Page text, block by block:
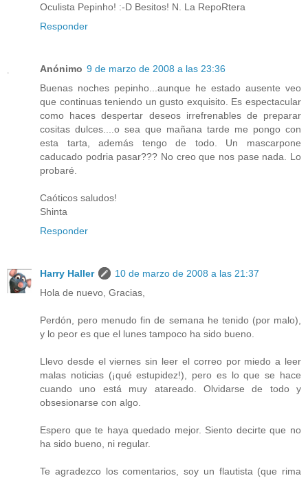
Oculista Pepinho! :-D Besitos! N. La RepoRtera
Responder
Anónimo 9 de marzo de 2008 a las 23:36
Buenas noches pepinho...aunque he estado ausente veo
que continuas teniendo un gusto exquisito. Es espectacular
como haces despertar deseos irrefrenables de preparar
cositas dulces....o sea que mañana tarde me pongo con
esta tarta, además tengo de todo. Un mascarpone
caducado podria pasar??? No creo que nos pase nada. Lo
probaré.
Caóticos saludos!
Shinta
Responder
Harry Haller
10 de marzo de 2008 a las 21:37
Hola de nuevo, Gracias,
Perdón, pero menudo fin de semana he tenido (por malo),
y lo peor es que el lunes tampoco ha sido bueno.
Llevo desde el viernes sin leer el correo por miedo a leer
malas noticias (¡qué estupidez!), pero es lo que se hace
cuando uno está muy atareado. Olvidarse de todo y
obsesionarse con algo.
Espero que te haya quedado mejor. Siento decirte que no
ha sido bueno, ni regular.
Te agradezco los comentarios, soy un flautista (que rima